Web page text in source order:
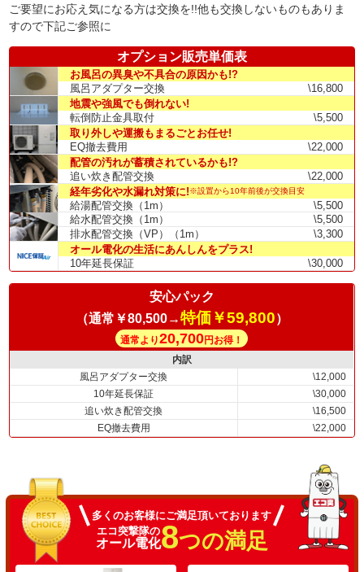
ご要望にお応え気になる方は交換を!!他も交換しないものもありま
すので下記ご参照に
オプション販売単価表
お風呂の異臭や不具合の原因かも!?
風呂アダプター交換
\16,800
地震や強風でも倒れない!
転倒防止金具取付
\5,500
取り外しや運搬もまるごとお任せ!
EQ撤去費用
\22,000
配管の汚れが蓄積されているかも!?
追い炊き配管交換
\22,000
経年劣化や水漏れ対策に!※設置から10年前後が交換目安
給湯配管交換（1m）
\5,500
給水配管交換（1m）
\5,500
排水配管交換（VP）（1m）
\3,300
オール電化の生活にあんしんをプラス!
10年延長保証
\30,000
安心パック
（通常￥80,500→特価￥59,800）
通常より20,700円お得！
内訳
風呂アダプター交換
\12,000
10年延長保証
\30,000
追い炊き配管交換
\16,500
EQ撤去費用
\22,000
多くのお客様にご満足頂いております
エコ突撃隊の
オール電化8つの満足